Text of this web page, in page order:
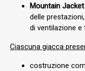
Mountain Jacket
delle
di ventilazione e
Ciascuna giacca
costruzione